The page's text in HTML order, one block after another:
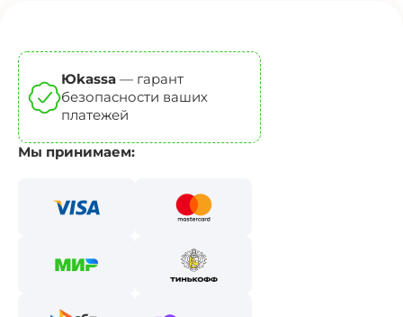
Юkassa — гарант
безопасности ваших
платежей
Мы принимаем: